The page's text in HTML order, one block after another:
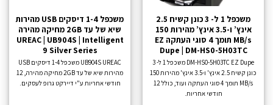
משכפל 1 ל- 3 כונן קשיח 2.5
אינץ’ ו-3.5 אינץ’ מהירות 150
MB/s תומך 4 סוגי העתקה EZ
Dupe | DM-HS0-5H03TC
DM-HS0-5H03TC EZ Dupe משכפל 1 ל- 3
כונן קשיח 2.5 אינץ' ו-3.5 אינץ' מהירות 150
MB/s תומך 4 סוגי העתקה ועוד, כולל 12
חודשי אחריות.
משכפל 1-4 דיסקים USB מהירות
שיא של עד 2GB מחיקה מהירה
UREAC | UB904S | Intelligent
9 Silver Series
UB904S UREAC משכפל 1-4 דיסקים USB
מהירות שיא של עד 2GB מחיקה מהירה, 12
חודשי אחריות ע"י דיירקט גרופ לעסקים.